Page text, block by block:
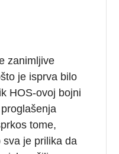
zanimljive
je isprva bilo
HOS-ovoj bojni
tome,
je prilika da